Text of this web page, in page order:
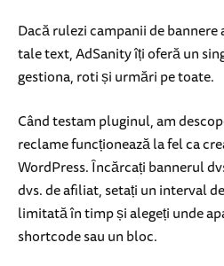
Dacă rulezi campanii de
tale text, AdSanity îți oferă un
gestiona, roti și urmări pe toate.
Când testam pluginul, am
reclame funcționează la fel ca
WordPress. Încărcați bannerul
dvs. de afiliat, setați un interval
limitată în timp și alegeți unde
shortcode sau un bloc.